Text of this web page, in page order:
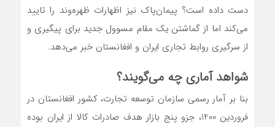
دست داده است؟ پیمان‌پاک نیز اظهارات ظهره‌وند را تایید
می‌کند اما از گماشتن یک مقام مسوول جدید برای پیگیری و
از سر‌گیری روابط تجاری ایران و افغانستان خبر می‌دهد.
شواهد آماری چه می‌گویند؟
بنا بر آمار رسمی سازمان توسعه تجارت، کشور افغانستان در
فروردین 1400، جزو پنج بازار هدف صادرات کالا از ایران بوده